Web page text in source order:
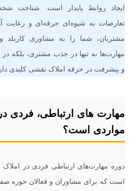
ایجاد روابط پایدار است. شناخت
تعارضات به شیوه‌ای حرفه‌ای و رعایت
مشتریان، شما را به مشاوری کاربلد
مهارت‌ها نه تنها در جذب مشتری، بلکه
و پیشرفت در حرفه املاک نقشی کلیدی
مهارت های ارتباطی، فردی
مواردی است؟
دوره مهارت‌های ارتباطی فردی در
است که برای مشاوران و فعالان حوزه